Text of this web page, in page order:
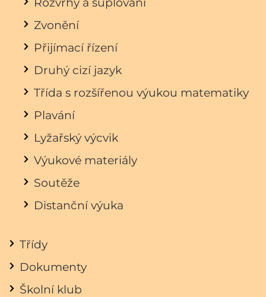
Zvonění
Přijímací řízení
Druhý cizí jazyk
Třída s rozšířenou výukou matematiky
Plavání
Lyžařský výcvik
Výukové materiály
Soutěže
Distanční výuka
Třídy
Dokumenty
Školní klub